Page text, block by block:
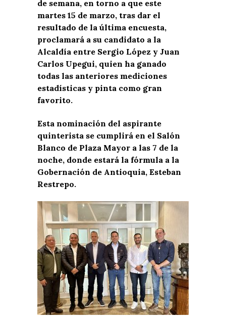
de semana, en torno a que este
martes 15 de marzo, tras dar el
resultado de la última encuesta,
proclamará a su candidato a la
Alcaldía entre Sergio López y Juan
Carlos Upegui, quien ha ganado
todas las anteriores mediciones
estadísticas y pinta como gran
favorito.
Esta nominación del aspirante
quinterista se cumplirá en el Salón
Blanco de Plaza Mayor a las 7 de la
noche, donde estará la fórmula a la
Gobernación de Antioquia, Esteban
Restrepo.